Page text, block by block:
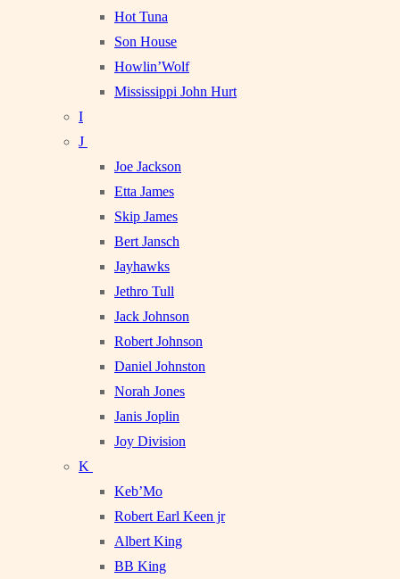
Hot Tuna
Son House
Howlin’Wolf
Mississippi John Hurt
I
J
Joe Jackson
Etta James
Skip James
Bert Jansch
Jayhawks
Jethro Tull
Jack Johnson
Robert Johnson
Daniel Johnston
Norah Jones
Janis Joplin
Joy Division
K
Keb’Mo
Robert Earl Keen jr
Albert King
BB King